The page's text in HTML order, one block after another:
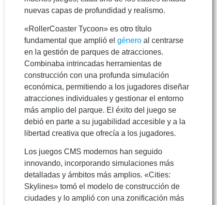
nuevas capas de profundidad y realismo.
«RollerCoaster Tycoon» es otro título
fundamental que amplió el género al centrarse
en la gestión de parques de atracciones.
Combinaba intrincadas herramientas de
construcción con una profunda simulación
económica, permitiendo a los jugadores diseñar
atracciones individuales y gestionar el entorno
más amplio del parque. El éxito del juego se
debió en parte a su jugabilidad accesible y a la
libertad creativa que ofrecía a los jugadores.
Los juegos CMS modernos han seguido
innovando, incorporando simulaciones más
detalladas y ámbitos más amplios. «Cities:
Skylines» tomó el modelo de construcción de
ciudades y lo amplió con una zonificación más